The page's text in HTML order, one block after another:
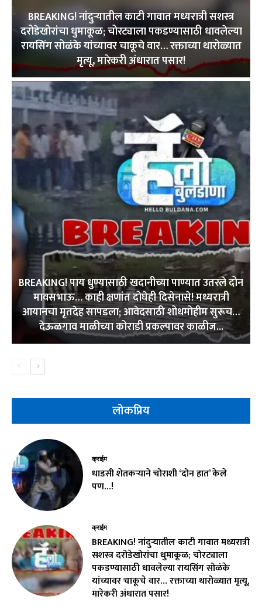
BREAKING! नांदुऱ्यातील काटी गावात मध्यरात्री सशस्त्र
दरोडेखोरांचा धुमाकूळ; चोरट्याला पकडण्यासाठी धावलेल्या
रायसिंग सोळंके यांच्यावर चाकूचे वार… रक्ताच्या थारोळ्यात
मृत्यू, मारेकरी अंधारात पसार!
BREAKING! पाय धुण्यासाठी खदानीच्या पाण्यात उतरले दोन
मावसभाऊ… काही क्षणांत दोघेही दिसेनासे! मध्यरात्री
आयानचा मृतदेह सापडला; आवेदसाठी शोधमोहीम सुरूच…
देऊळगाव माळीच्या कोराडी प्रकल्पावर काळीज...
लोकप्रिय
क्राईम
धाडसी शेतकऱ्याने चोराशी ‘दोन हात’ केले
पण…!
क्राईम
BREAKING! नांदुऱ्यातील काटी गावात मध्यरात्री
सशस्त्र दरोडेखोरांचा धुमाकूळ; चोरट्याला
पकडण्यासाठी धावलेल्या रायसिंग सोळंके
यांच्यावर चाकूचे वार… रक्ताच्या थारोळ्यात मृत्यू,
मारेकरी अंधारात पसार!